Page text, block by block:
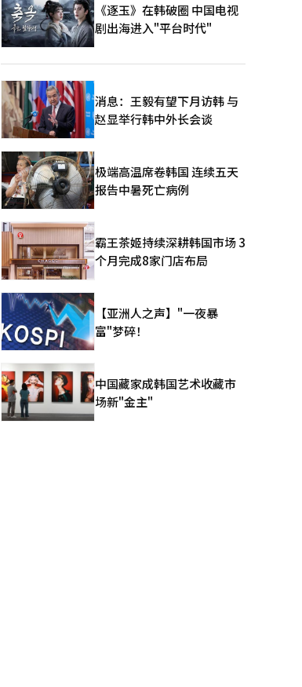
《逐玉》在韩破圈 中国电视
剧出海进入"平台时代"
消息：王毅有望下月访韩 与
赵显举行韩中外长会谈
极端高温席卷韩国 连续五天
报告中暑死亡病例
霸王茶姬持续深耕韩国市场 3
个月完成8家门店布局
【亚洲人之声】"一夜暴
富"梦碎！
中国藏家成韩国艺术收藏市
场新"金主"